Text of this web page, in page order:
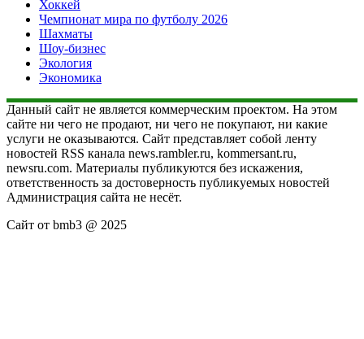
Хоккей
Чемпионат мира по футболу 2026
Шахматы
Шоу-бизнес
Экология
Экономика
Данный сайт не является коммерческим проектом. На этом
сайте ни чего не продают, ни чего не покупают, ни какие
услуги не оказываются. Сайт представляет собой ленту
новостей RSS канала news.rambler.ru, kommersant.ru,
newsru.com. Материалы публикуются без искажения,
ответственность за достоверность публикуемых новостей
Администрация сайта не несёт.
Сайт от bmb3 @ 2025